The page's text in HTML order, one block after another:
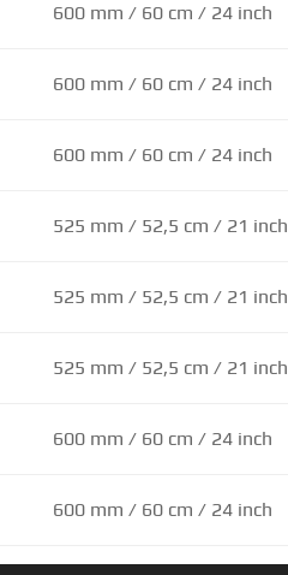
600 mm / 60 cm / 24 inch
600 mm / 60 cm / 24 inch
600 mm / 60 cm / 24 inch
525 mm / 52,5 cm / 21 inch
525 mm / 52,5 cm / 21 inch
525 mm / 52,5 cm / 21 inch
600 mm / 60 cm / 24 inch
600 mm / 60 cm / 24 inch